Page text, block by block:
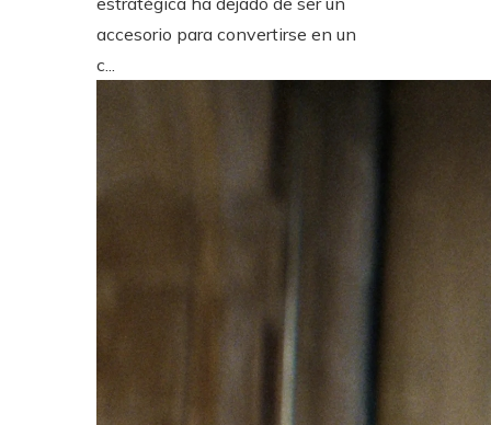
accesorio para convertirse en un
c...